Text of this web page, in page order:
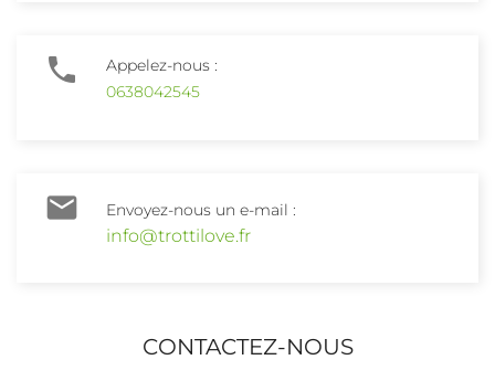

Appelez-nous :
0638042545
 Envoyez-nous un e-mail :
info@trottilove.fr
CONTACTEZ-NOUS